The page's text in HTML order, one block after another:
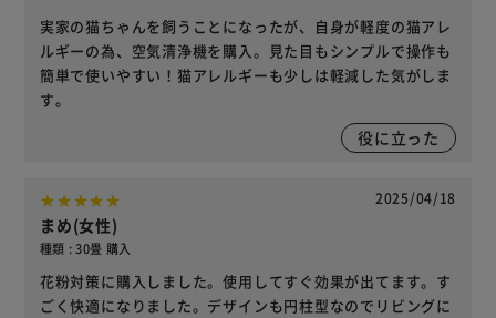
実家の猫ちゃんを飼うことになったが、自身が軽度の猫アレ
ルギーの為、空気清浄機を購入。見た目もシンプルで操作も
簡単で使いやすい！猫アレルギーも少しは軽減した気がしま
す。
役に立った
2025/04/18
まめ(女性)
種類 : 30畳 購入
花粉対策に購入しました。使用してすぐ効果が出てます。す
ごく快適になりました。デザインも円柱型なのでリビングに